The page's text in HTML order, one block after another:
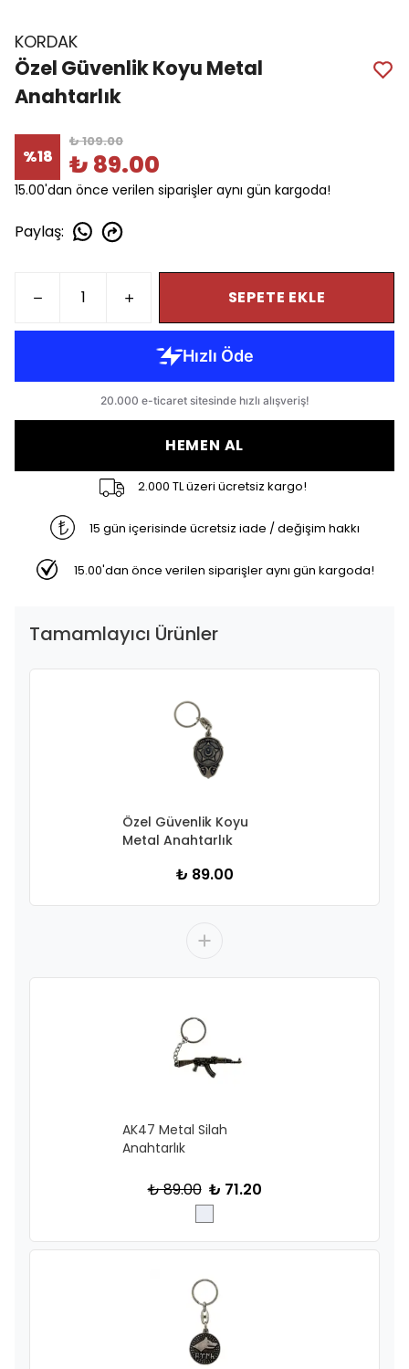
KORDAK
Özel Güvenlik Koyu Metal
Anahtarlık
%18
₺ 109.00
₺ 89.00
15.00'dan önce verilen siparişler aynı gün kargoda!
Paylaş:
SEPETE EKLE
HEMEN AL
2.000 TL üzeri ücretsiz kargo!
15 gün içerisinde ücretsiz iade / değişim hakkı
15.00'dan önce verilen siparişler aynı gün kargoda!
Tamamlayıcı Ürünler
Özel Güvenlik Koyu
Metal Anahtarlık
₺ 89.00
AK47 Metal Silah
Anahtarlık
₺ 89.00 ₺ 71.20